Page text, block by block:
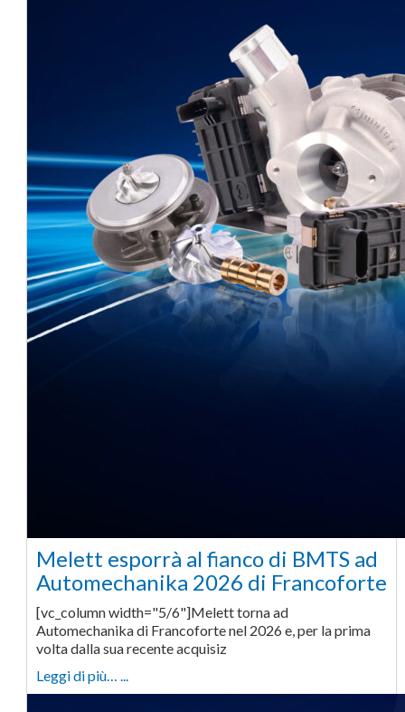
Melett esporrà al fianco di BMTS ad
Automechanika 2026 di Francoforte
[vc_column width="5/6"]Melett torna ad
Automechanika di Francoforte nel 2026 e, per la prima
volta dalla sua recente acquisiz
Leggi di più… ...